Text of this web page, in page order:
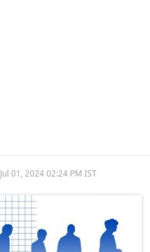
Jul 01, 2024 02:24 PM IST